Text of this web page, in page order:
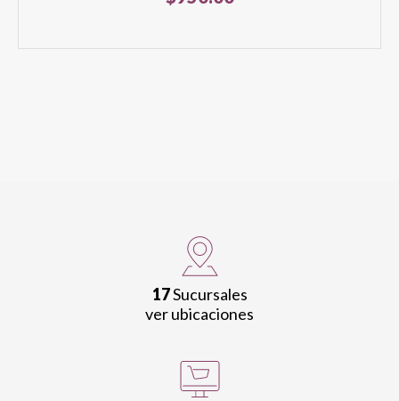
17Sucursales
ver ubicaciones